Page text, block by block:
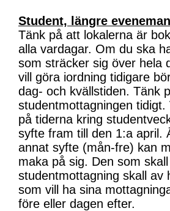
Student, längre
Tänk på att lokalerna är
alla vardagar. Om du ska
som sträcker sig över hela
vill göra iordning tidigare
dag- och kvällstiden. Tänk
studentmottagningen tidigt.
på tiderna kring
syfte fram till den 1:a april.
annat syfte (mån-fre) kan
maka på sig. Den som
studentmottagning skall av
som vill ha sina
före eller dagen efter.